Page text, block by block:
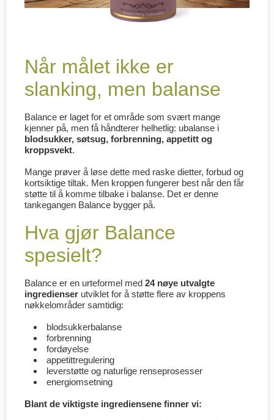
Når målet ikke er
slanking, men balanse
Balance er laget for et område som svært mange
kjenner på, men få håndterer helhetlig: ubalanse i
blodsukker, søtsug, forbrenning, appetitt og
kroppsvekt.
Mange prøver å løse dette med raske dietter, forbud og
kortsiktige tiltak. Men kroppen fungerer best når den får
støtte til å komme tilbake i balanse. Det er denne
tankegangen Balance bygger på.
Hva gjør Balance
spesielt?
Balance er en urteformel med 24 nøye utvalgte
ingredienser utviklet for å støtte flere av kroppens
nøkkelområder samtidig:
blodsukkerbalanse
forbrenning
fordøyelse
appetittregulering
leverstøtte og naturlige renseprosesser
energiomsetning
Blant de viktigste ingrediensene finner vi: